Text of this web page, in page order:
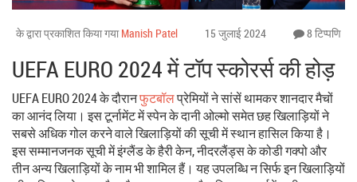
के द्वारा प्रकाशित किया गया Manish Patel 15 जुलाई 2024 8 टिप्पणि
UEFA EURO 2024 में टॉप स्कोरर्स की होड़
UEFA EURO 2024 के दौरानफुटबॉलप्रेमियों ने सांसें थामकर शानदार मैचों
का आनंद लिया। इस टूर्नामेंट में स्पेन के दानी ओल्मो समेत छह खिलाड़ियों ने
सबसे अधिक गोल करने वाले खिलाड़ियों की सूची में स्थान हासिल किया है।
इस सम्मानजनक सूची में इंग्लैंड के हैरी केन, नीदरलैंड्स के कोडी गक्पो और
तीन अन्य खिलाड़ियों के नाम भी शामिल हैं। यह उपलब्धि न सिर्फ इन खिलाड़ियों